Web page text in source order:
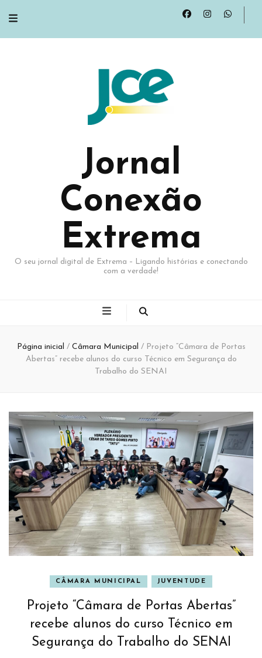
Jornal
Conexão
Extrema
O seu jornal digital de Extrema – Ligando histórias e conectando
com a verdade!
Página inicial / Câmara Municipal / Projeto “Câmara de Portas
Abertas” recebe alunos do curso Técnico em Segurança do
Trabalho do SENAI
CÂMARA MUNICIPAL JUVENTUDE
Projeto “Câmara de Portas Abertas”
recebe alunos do curso Técnico em
Segurança do Trabalho do SENAI